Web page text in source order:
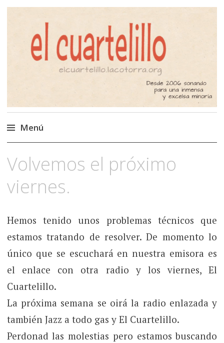
El Cuartelillo
Programa de radio de música
independiente. Podcast
Menú
al
Volvemos el próximo
viernes.
Hemos tenido unos problemas técnicos que
estamos tratando de resolver. De momento lo
único que se escuchará en nuestra emisora es
el enlace con otra radio y los viernes, El
Cuartelillo.
La próxima semana se oirá la radio enlazada y
también Jazz a todo gas y El Cuartelillo.
Perdonad las molestias pero estamos buscando